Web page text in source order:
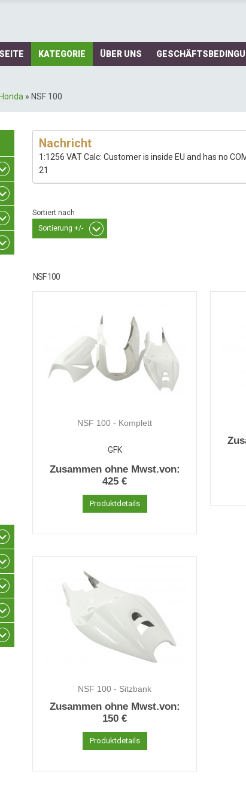
KATEGORIE ÜBER UNS
Honda » NSF 100
Nachricht
1:1256 VAT Calc: Customer is inside EU and has no
21
Sortiert nach
Sortierung +/-
NSF 100
NSF 100 - Komplett
GFK
Zusammen ohne Mwst.von:
425 €
Produktdetails
NSF 100 - Sitzbank
Zusammen ohne Mwst.von:
150 €
Produktdetails